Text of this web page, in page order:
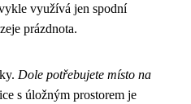
využívá jen spodní
prázdnota.
Dole potřebujete místo na
s úložným prostorem je